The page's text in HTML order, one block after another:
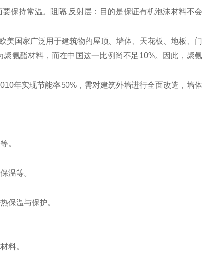
保持常温。阻隔.反射层：目的是保证有机泡沫材料不会
国家广泛用于建筑物的屋顶、墙体、天花板、地板、门
氨酯材料，而在中国这一比例尚不足10%。因此，聚氨
年实现节能率50%，需对建筑外墙进行全面改造，墙体
。
温等。
温与保护。
料。